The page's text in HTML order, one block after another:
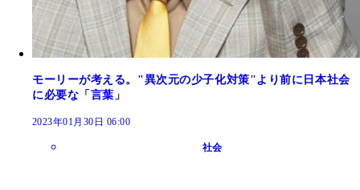
モーリーが考える。"異次元の少子化対策"より前に日本社会
に必要な「言葉」
2023年01月30日 06:00
社会